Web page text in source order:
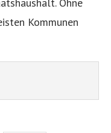
Kommunen